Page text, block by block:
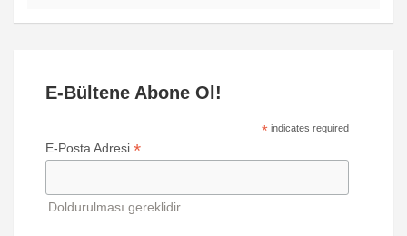
E-Bültene Abone Ol!
* indicates required
E-Posta Adresi *
Doldurulması gereklidir.